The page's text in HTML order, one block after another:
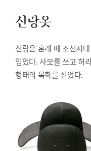
신랑옷
신랑은 혼례 때 조선시
입었다. 사모를 쓰고 허
형태의 목화를 신었다.